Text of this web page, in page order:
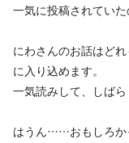
一気に投稿されていた
にわさんのお話はど
に入り込めます。
一気読みして、しばら
はうん……おもしろか